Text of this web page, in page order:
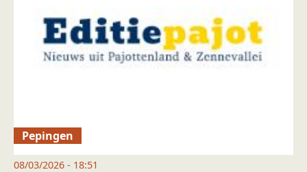
Pepingen
08/03/2026 - 18:51